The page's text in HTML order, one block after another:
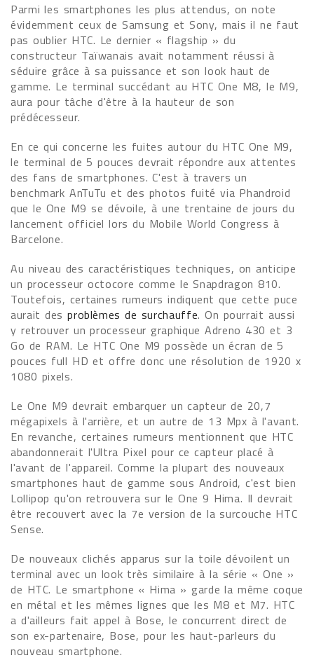
Parmi les smartphones les plus attendus, on note
évidemment ceux de Samsung et Sony, mais il ne faut
pas oublier HTC. Le dernier « flagship » du
constructeur Taïwanais avait notamment réussi à
séduire grâce à sa puissance et son look haut de
gamme. Le terminal succédant au HTC One M8, le M9,
aura pour tâche d'être à la hauteur de son
prédécesseur.
En ce qui concerne les fuites autour du HTC One M9,
le terminal de 5 pouces devrait répondre aux attentes
des fans de smartphones. C'est à travers un
benchmark AnTuTu et des photos fuité via Phandroid
que le One M9 se dévoile, à une trentaine de jours du
lancement officiel lors du Mobile World Congress à
Barcelone.
Au niveau des caractéristiques techniques, on anticipe
un processeur octocore comme le Snapdragon 810.
Toutefois, certaines rumeurs indiquent que cette puce
aurait desproblèmes de surchauffe. On pourrait aussi
y retrouver un processeur graphique Adreno 430 et 3
Go de RAM. Le HTC One M9 possède un écran de 5
pouces full HD et offre donc une résolution de 1920 x
1080 pixels.
Le One M9 devrait embarquer un capteur de 20,7
mégapixels à l'arrière, et un autre de 13 Mpx à l'avant.
En revanche, certaines rumeurs mentionnent que HTC
abandonnerait l'Ultra Pixel pour ce capteur placé à
l'avant de l'appareil. Comme la plupart des nouveaux
smartphones haut de gamme sous Android, c'est bien
Lollipop qu'on retrouvera sur le One 9 Hima. Il devrait
être recouvert avec la 7e version de la surcouche HTC
Sense.
De nouveaux clichés apparus sur la toile dévoilent un
terminal avec un look très similaire à la série « One »
de HTC. Le smartphone « Hima » garde la même coque
en métal et les mêmes lignes que les M8 et M7. HTC
a d'ailleurs fait appel à Bose, le concurrent direct de
son ex-partenaire, Bose, pour les haut-parleurs du
nouveau smartphone.